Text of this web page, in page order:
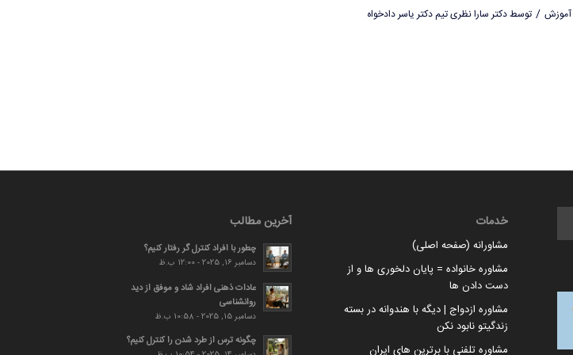
آموزش / توسطدکتر سارا نظری تیم دکتر یاسر دادخواه
خدمات
مشاورانه (صفحه اصلی)
مشاوره خانواده = پایان دلخوری ها و از
دست دادن ها
مشاوره ازدواج | دیگه با هندوانه در بسته
زندگیتو نابود نکن
مشاوره تلفنی با برترین های ایران
آخرین مطالب
چطور با افراد کنترل گر رفتار کنیم؟
دسامبر 16, 2025 - 12:00 ب.ظ
عادات ذهنی افراد شاد و موفق از دید
روانشناسی
دسامبر 15, 2025 - 10:58 ب.ظ
چگونه ترس از طرد شدن را کنترل کنیم؟